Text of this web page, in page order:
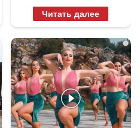
Читать далее
i